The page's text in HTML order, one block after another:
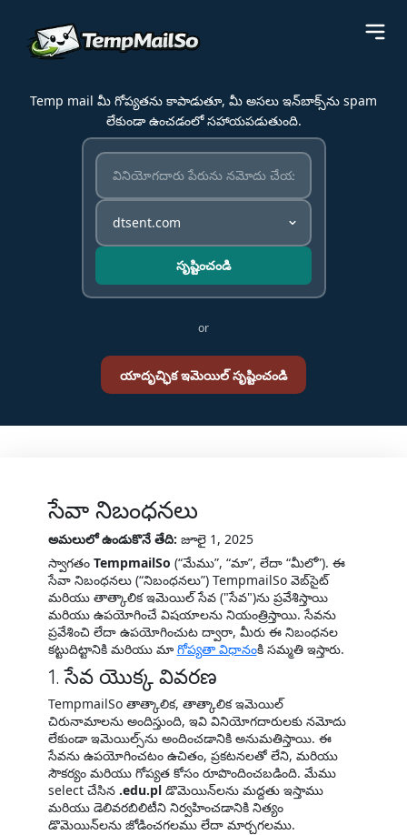
Temp mail మీ గోప్యతను కాపాడుతూ, మీ అసలు ఇన్‌బాక్స్‌ను spam
లేకుండా ఉంచడంలో సహాయపడుతుంది.
సృష్టించండి
or
యాదృచ్ఛిక ఇమెయిల్ సృష్టించండి
సేవా నిబంధనలు
అమలులో ఉండుకొనే తేది: జూలై 1, 2025
స్వాగతం TempmailSo (“మేము”, “మా”, లేదా “మీలో”). ఈ
సేవా నిబంధనలు (“నిబంధనలు”) TempmailSo వెబ్‌సైట్
మరియు తాత్కాలిక ఇమెయిల్ సేవ ("సేవ")ను ప్రవేశిస్తాయి
మరియు ఉపయోగించే విషయాలను నియంత్రిస్తాయి. సేవను
ప్రవేశించి లేదా ఉపయోగించుట ద్వారా, మీరు ఈ నిబంధనల
కట్టుదిట్టానికి మరియు మా గోప్యతా విధానంకి సమ్మతి ఇస్తారు.
1. సేవ యొక్క వివరణ
TempmailSo తాత్కాలిక, తాత్కాలిక ఇమెయిల్
చిరునామాలను అందిస్తుంది, ఇవి వినియోగదారులకు నమోదు
లేకుండా ఇమెయిల్స్‌ను అందించడానికి అనుమతిస్తాయి. ఈ
సేవను ఉపయోగించటం ఉచితం, ప్రకటనలతో లేని, మరియు
సౌకర్యం మరియు గోప్యత కోసం రూపొందించబడింది. మేము
select చేసిన .edu.plడొమెయిన్‌లను మద్దతు ఇస్తాము
మరియు డెలివరబిలిటీని నిర్వహించడానికి నిత్యం
డొమెయిన్‌లను జోడించగలము లేదా మార్చగలము.